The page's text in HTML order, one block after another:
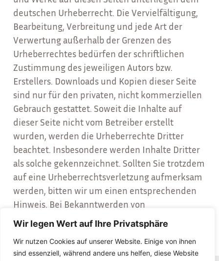
Wir legen Wert auf Ihre Privatsphäre
Wir nutzen Cookies auf unserer Website. Einige von ihnen
sind essenziell, während andere uns helfen, diese Website
deutschen Urheberrecht. Die Vervielfältigung,
Bearbeitung, Verbreitung und jede Art der
Verwertung außerhalb der Grenzen des
Urheberrechtes bedürfen der schriftlichen
Zustimmung des jeweiligen Autors bzw.
Erstellers. Downloads und Kopien dieser Seite
sind nur für den privaten, nicht kommerziellen
Gebrauch gestattet. Soweit die Inhalte auf
dieser Seite nicht vom Betreiber erstellt
wurden, werden die Urheberrechte Dritter
beachtet. Insbesondere werden Inhalte Dritter
als solche gekennzeichnet. Sollten Sie trotzdem
auf eine Urheberrechtsverletzung aufmerksam
werden, bitten wir um einen entsprechenden
Hinweis. Bei Bekanntwerden von
Rechtsverletzungen werden wir derartige
Inhalte umgehend entfernen.